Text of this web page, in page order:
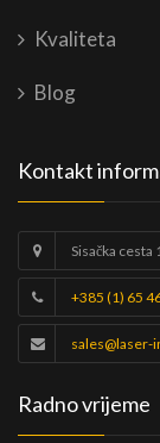
Kvaliteta
Blog
Kontakt
Sisačka cesta
+385 (1) 65
sales@laser-
Radno vrijeme